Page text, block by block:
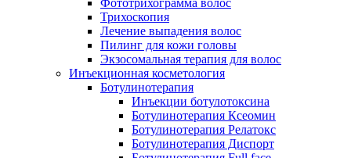
Фототрихограмма волос
Трихоскопия
Лечение выпадения волос
Пилинг для кожи головы
Экзосомальная терапия для волос
Инъекционная косметология
Ботулинотерапия
Инъекции ботулотоксина
Ботулинотерапия Ксеомин
Ботулинотерапия Релатокс
Ботулинотерапия Диспорт